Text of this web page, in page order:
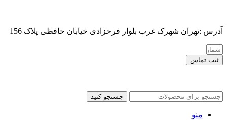
آدرس :تهران شهرک غرب بلوار فرحزادی خیابان حافظی پلاک 156
ثبت تماس
جستجو کنید
منو